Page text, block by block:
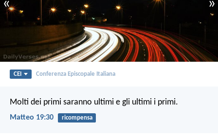
« »
CEI Conferenza Episcopale Italiana
Molti dei primi saranno ultimi e gli ultimi i primi.
Matteo 19:30 ricompensa